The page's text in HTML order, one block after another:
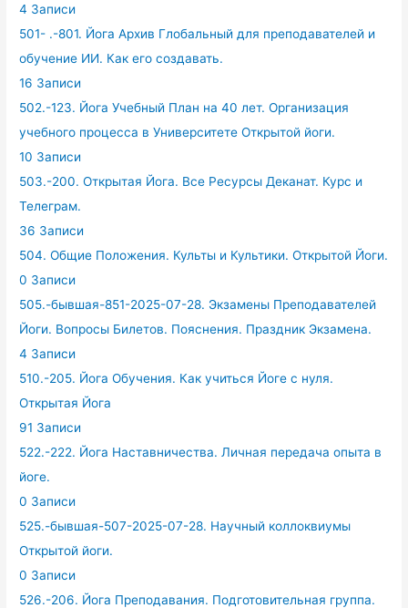
4 Записи
501- .-801. Йога Архив Глобальный для преподавателей и
обучение ИИ. Как его создавать.
16 Записи
502.-123. Йога Учебный План на 40 лет. Организация
учебного процесса в Университете Открытой йоги.
10 Записи
503.-200. Открытая Йога. Все Ресурсы Деканат. Курс и
Телеграм.
36 Записи
504. Общие Положения. Культы и Культики. Открытой Йоги.
0 Записи
505.-бывшая-851-2025-07-28. Экзамены Преподавателей
Йоги. Вопросы Билетов. Пояснения. Праздник Экзамена.
4 Записи
510.-205. Йога Обучения. Как учиться Йоге с нуля.
Открытая Йога
91 Записи
522.-222. Йога Наставничества. Личная передача опыта в
йоге.
0 Записи
525.-бывшая-507-2025-07-28. Научный коллоквиумы
Открытой йоги.
0 Записи
526.-206. Йога Преподавания. Подготовительная группа.